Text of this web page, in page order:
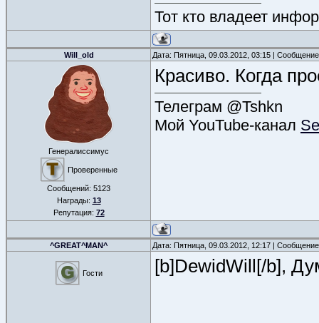
Тот кто владеет
Will_old Дата: Пятница, 09.03.2012, 03:15 |
Генералиссимус
Проверенные
Сообщений: 5123
Награды: 13
Репутация: 72
Красиво. Когда
Телеграм @Tshkn
Мой YouTube-канал
^GREAT^MAN^ Дата: Пятница, 09.03.2012, 12:17 |
Гости [b]DewidWill[/b],